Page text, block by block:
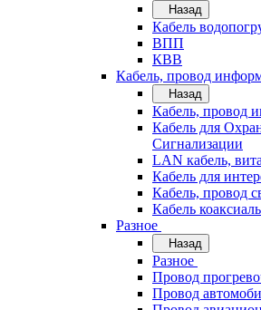
Назад
Кабель
ВПП
КВВ
Кабель, провод
Назад
Кабель, провод
Кабель для
Сигнализации
LAN кабель,
Кабель для
Кабель, провод
Кабель
Разное
Назад
Разное
Провод
Провод